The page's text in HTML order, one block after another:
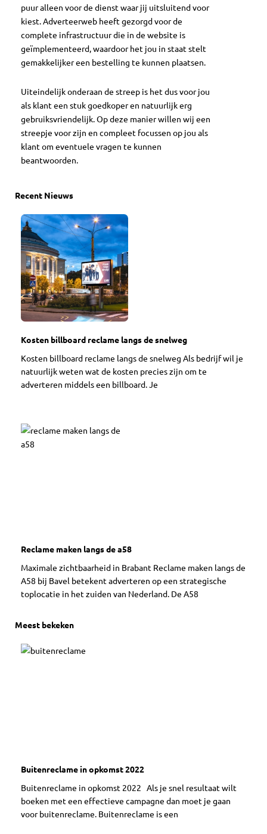
puur alleen voor de dienst waar jij uitsluitend voor
kiest. Adverteerweb heeft gezorgd voor de
complete infrastructuur die in de website is
geïmplementeerd, waardoor het jou in staat stelt
gemakkelijker een bestelling te kunnen plaatsen.
Uiteindelijk onderaan de streep is het dus voor jou
als klant een stuk goedkoper en natuurlijk erg
gebruiksvriendelijk. Op deze manier willen wij een
streepje voor zijn en compleet focussen op jou als
klant om eventuele vragen te kunnen
beantwoorden.
Recent Nieuws
Kosten billboard reclame langs de snelweg
Kosten billboard reclame langs de snelweg Als bedrijf wil je
natuurlijk weten wat de kosten precies zijn om te
adverteren middels een billboard. Je
Reclame maken langs de a58
Maximale zichtbaarheid in Brabant Reclame maken langs de
A58 bij Bavel betekent adverteren op een strategische
toplocatie in het zuiden van Nederland. De A58
Meest bekeken
Buitenreclame in opkomst 2022
Buitenreclame in opkomst 2022 Als je snel resultaat wilt
boeken met een effectieve campagne dan moet je gaan
voor buitenreclame. Buitenreclame is een